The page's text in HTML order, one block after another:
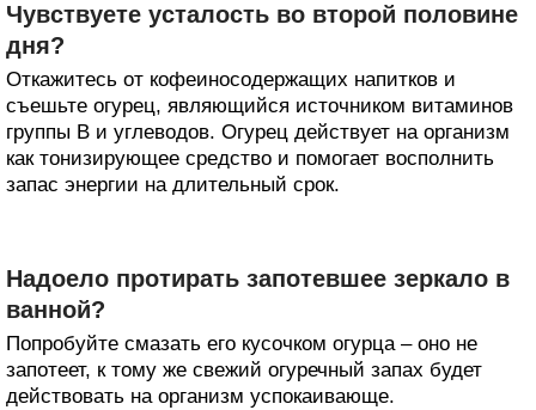
Чувствуете усталость во второй половине
дня?
Откажитесь от кофеиносодержащих напитков и
съешьте огурец, являющийся источником витаминов
группы В и углеводов. Огурец действует на организм
как тонизирующее средство и помогает восполнить
запас энергии на длительный срок.
Надоело протирать запотевшее зеркало в
ванной?
Попробуйте смазать его кусочком огурца – оно не
запотеет, к тому же свежий огуречный запах будет
действовать на организм успокаивающе.